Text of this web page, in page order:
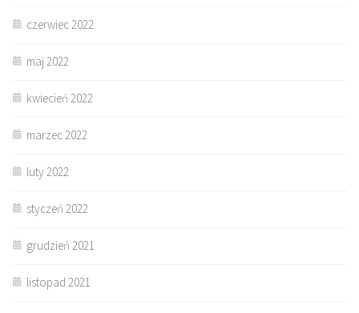
czerwiec 2022
maj 2022
kwiecień 2022
marzec 2022
luty 2022
styczeń 2022
grudzień 2021
listopad 2021